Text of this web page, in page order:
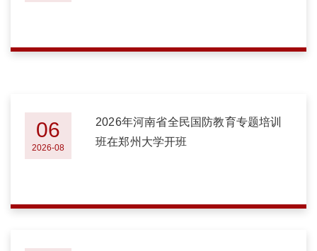
06
2026-08
2026年河南省全民国防教育专题培训
班在郑州大学开班